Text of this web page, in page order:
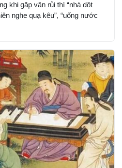
khi gặp vận rủi thì “nhà dột
nghe quạ kêu”, “uống nước